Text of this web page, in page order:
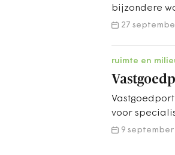
bijzondere
verkoeling
27
ruimte en
voor
9 september